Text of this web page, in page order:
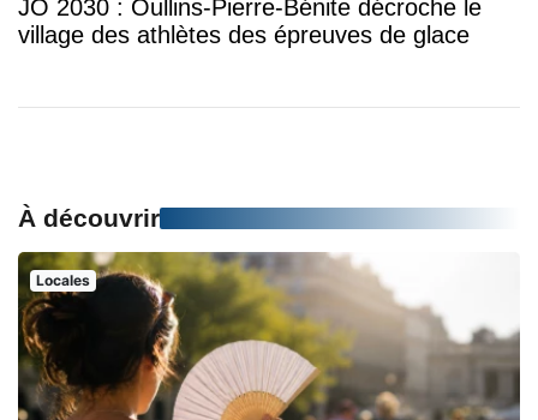
JO 2030 : Oullins-Pierre-Bénite décroche le
village des athlètes des épreuves de glace
À découvrir
Locales